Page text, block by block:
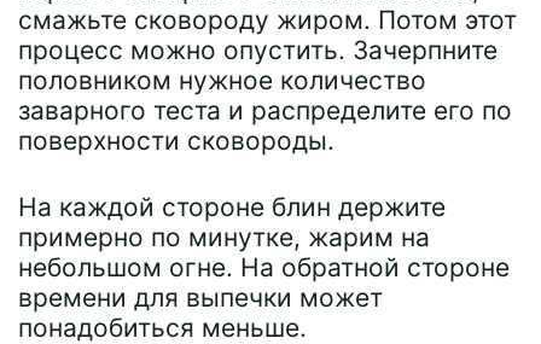
смажьте сковороду жиром. Потом этот
процесс можно опустить. Зачерпните
половником нужное количество
заварного теста и распределите его по
поверхности сковороды.
На каждой стороне блин держите
примерно по минутке, жарим на
небольшом огне. На обратной стороне
времени для выпечки может
понадобиться меньше.